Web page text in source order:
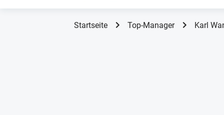
Startseite Top-Manager Karl